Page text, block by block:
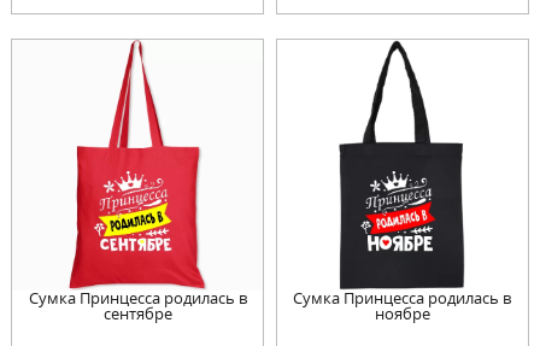
Сумка Принцесса родилась в
сентябре
Сумка Принцесса родилась в
ноябре